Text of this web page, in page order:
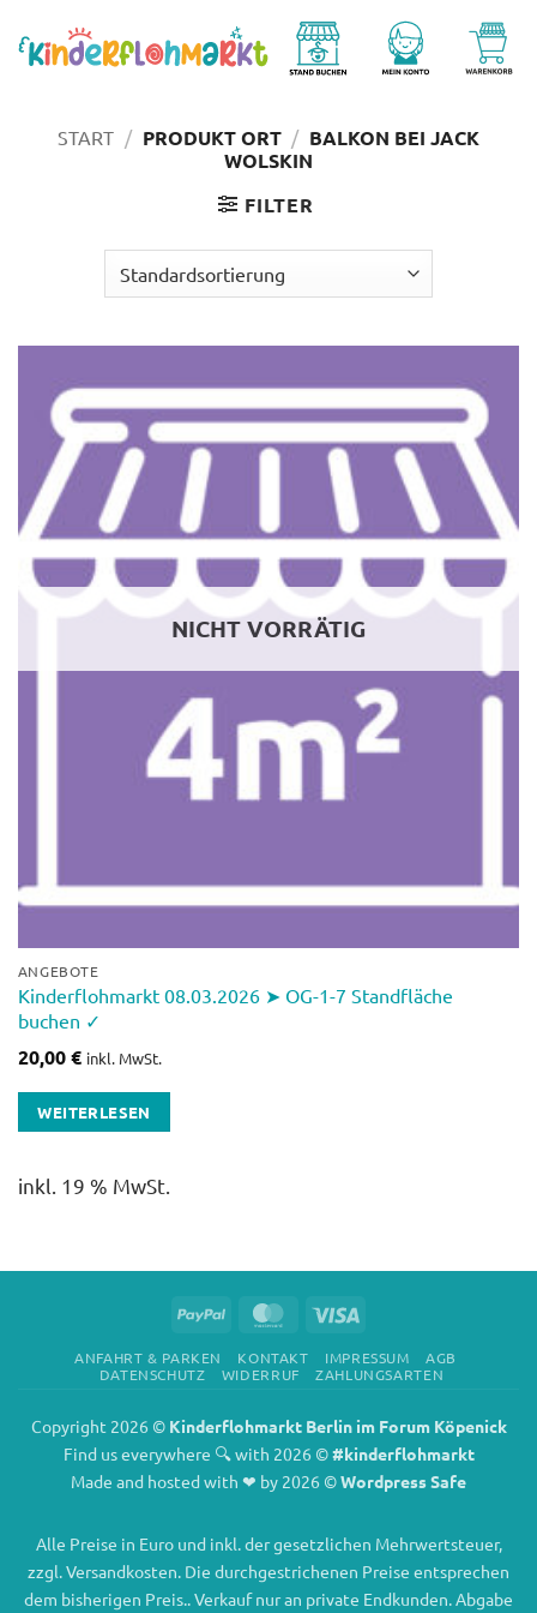
Inhalt
springen
START / PRODUKT ORT / BALKON BEI JACK
WOLSKIN
FILTER
NICHT VORRÄTIG
ANGEBOTE
Kinderflohmarkt 08.03.2026 ➤ OG-1-7 Standfläche
buchen ✓
20,00€ inkl. MwSt.
WEITERLESEN
inkl. 19 % MwSt.
PayPal MasterCard
ANFAHRT & PARKEN KONTAKT IMPRESSUM
AGB
DATENSCHUTZ
WIDERRUF ZAHLUNGSARTEN
Copyright 2026 © Kinderflohmarkt Berlin im Forum Köpenick
Find us everywhere 🔍 with 2026 ©#kinderflohmarkt
Made and hosted with ❤ by 2026 ©Wordpress Safe
Alle Preise in Euro und inkl. der gesetzlichen Mehrwertsteuer,
zzgl. Versandkosten. Die durchgestrichenen Preise entsprechen
dem bisherigen Preis.. Verkauf nur an private Endkunden. Abgabe